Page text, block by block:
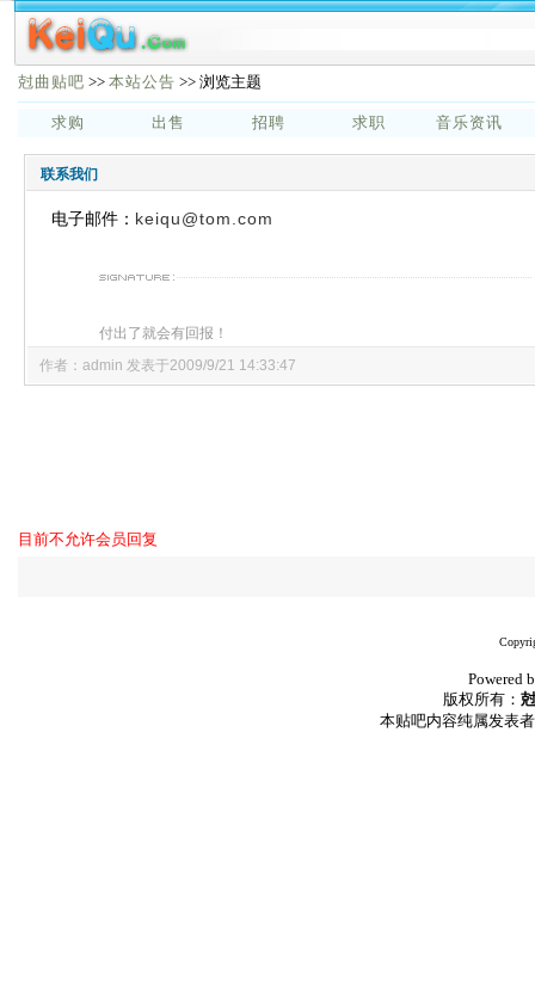
尅曲贴吧 >> 本站公告 >> 浏览主题
求购 出售 招聘 求职 音乐资讯
联系我们
电子邮件： keiqu@tom.com
付出了就会有回报！
作者：admin 发表于2009/9/21 14:33:47
目前不允许会员回复
Powered
版权所有：
本贴吧内容纯属发表